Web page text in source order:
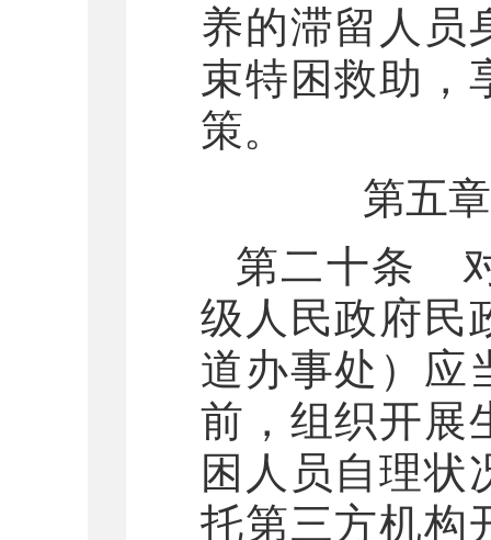
养的滞留人员
束特困救助，
策。
第五
第二十条
级人民政府民
道办事处）应
前，组织开展
困人员自理状
托第三方机构